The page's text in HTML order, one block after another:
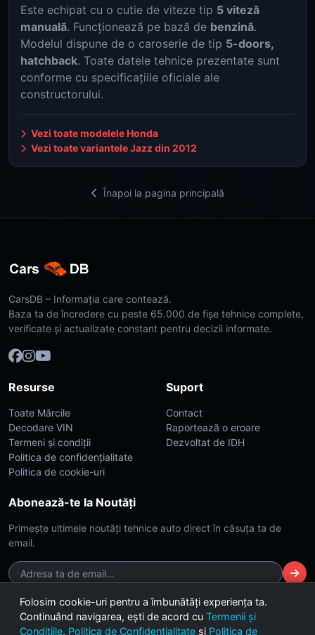
Este echipat cu o cutie de viteze tip 5 viteză
manuală. Funcționează pe bază de benzină.
Modelul dispune de o caroserie de tip 5-doors,
hatchback. Toate datele tehnice prezentate sunt
conforme cu specificațiile oficiale ale
constructorului.
Vezi toate modelele Honda
Vezi toate variantele Jazz din 2012
Înapoi la pagina principală
CarsDB – Informația care contează.
Baza ta de încredere cu peste 65.000 de fișe tehnice complete,
verificate și actualizate constant pentru decizii informate.
Resurse
Toate Mărcile
Decodare VIN
Termeni și condiții
Politica de confidențialitate
Politica de cookie-uri
Suport
Contact
Raportează o eroare
Dezvoltat de IDH
Abonează-te la Noutăți
Primește ultimele noutăți tehnice auto direct în căsuța ta de
email.
© 2026 CarsDB. Toate drepturile rezervate. Made with ❤️ for car
Folosim cookie-uri pentru a îmbunătăți experiența ta.
Continuând navigarea, ești de acord cu Termenii și
Condițiile, Politica de Confidențialitate și Politica de